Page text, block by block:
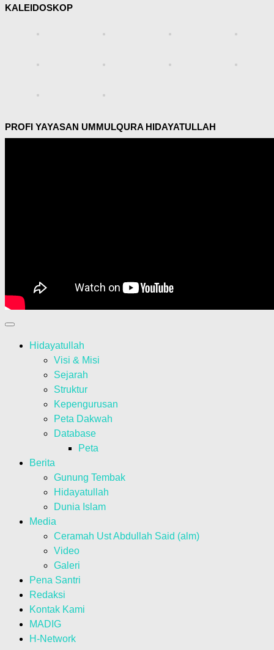
KALEIDOSKOP
PROFI YAYASAN UMMULQURA HIDAYATULLAH
Hidayatullah
Visi & Misi
Sejarah
Struktur
Kepengurusan
Peta Dakwah
Database
Peta
Berita
Gunung Tembak
Hidayatullah
Dunia Islam
Media
Ceramah Ust Abdullah Said (alm)
Video
Galeri
Pena Santri
Redaksi
Kontak Kami
MADIG
H-Network